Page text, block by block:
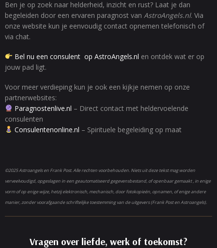
Ben je op zoek naar helderheid, inzicht en rust? Laat je dan
begeleiden door een ervaren paragnost van AstroAngels.nl. Via
onze website kun je eenvoudig contact opnemen telefonisch of
via chat.
Bel nu een consulent op AstroAngels.nl en ontdek wat er op
jouw pad ligt.
Voor meer verdieping kun je ook een kijkje nemen op onze
partnerwebsites:
Paragnostenlive.nl – Direct contact met heldervoelende
consulenten
Consulentenonline.nl – Spirituele begeleiding op maat
©2025 Astroangels en Frank Post. Alle rechten voorbehouden. Niets uit deze tekst mag worden
verveelvoudigd, opgeslagen in een geautomatiseerd gegevensbestand, of openbaar gemaakt , in enige
vorm of op enige wijze, hetzij elektronisch, mechanisch, door fotokopieën, opnamen, of enige andere
manier, zonder voorafgaande schriftelijke toestemming van de uitgevers (Frank Post en Astroangels).
Vragen over liefde, werk of toekomst?